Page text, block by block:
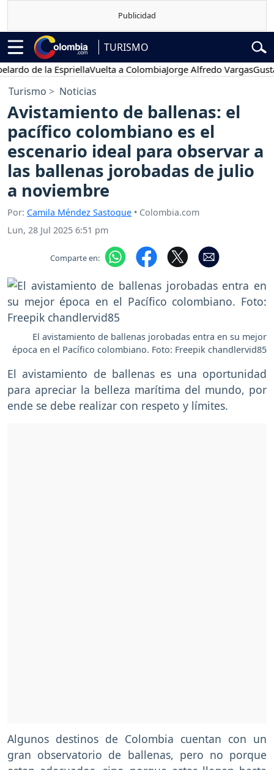
TURISMO
de la EspriellaVuelta a ColombiaJorge Alfredo VargasGustavo
Turismo Noticias
Avistamiento de ballenas: el
pacífico colombiano es el
escenario ideal para observar a
las ballenas jorobadas de julio
a noviembre
Por: Camila Méndez Sastoque • Colombia.com
Lun, 28 Jul 2025 6:51 pm
Comparte en:
El avistamiento de ballenas jorobadas entra en su mejor
época en el Pacífico colombiano. Foto: Freepik chandlervid85
El avistamiento de ballenas es una oportunidad
para apreciar la belleza marítima del mundo, por
ende se debe realizar con respeto y límites.
Algunos destinos de Colombia cuentan con un
gran observatorio de ballenas, pero no porque